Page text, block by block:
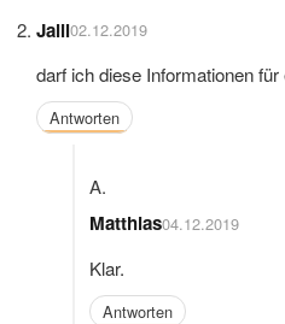
Jalil02.12.2019
darf ich diese Informationen
Antworten
Matthias04.12.2019
Klar.
Antworten